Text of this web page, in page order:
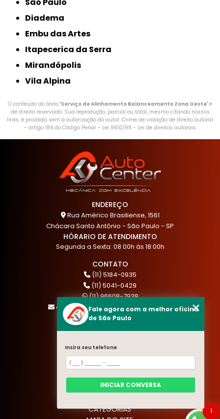
São Paulo
Diadema
Embu das Artes
Itapecerica da Serra
Mirandópolis
Vila Alpina
O conteúdo do texto "Serviço de Alinhamento Balanceamento Zona Oeste" é
de direito reservado. Sua reprodução, parcial ou total, mesmo citando nossos
links, é proibida sem a autorização do autor. Crime de violação de direito autoral
– artigo 184 do Código Penal – Lei 9610/98 - Lei de direitos autorais.
ENDEREÇO
Rua Américo Brasiliense, 1561
Chácara Santo Antônio - São Paulo - SP
HÓRARIO DE ATENDIMENTO
Segunda a Sexta: 08:00h às 18:00h
CONTATO
(11) 5184-0935
(11) 5041-0429
(11) 96608-7938
atendimento@akautocenter.com.br
MENU
HOME
QUEM SOMOS
SERVIÇOS
BLOG
CATEGORIAS
1
Fale agora com a melhor oficina
de São Paulo
Insira seu telefone
INICIAR CONVERSA